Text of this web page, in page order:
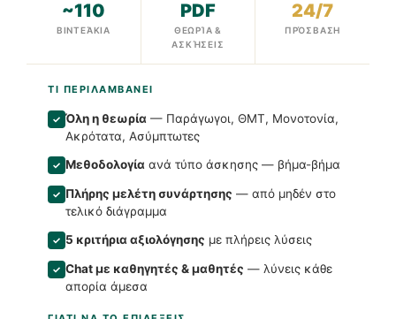
~110
ΒΙΝΤΕΆΚΙΑ
PDF
ΘΕΩΡΊΑ &
ΑΣΚΉΣΕΙΣ
24/7
ΠΡΌΣΒΑΣΗ
ΤΙ ΠΕΡΙΛΑΜΒΑΝΕΙ
✓ Όλη η θεωρία — Παράγωγοι, ΘΜΤ, Μονοτονία,
Ακρότατα, Ασύμπτωτες
✓ Μεθοδολογία ανά τύπο άσκησης — βήμα-βήμα
✓ Πλήρης μελέτη συνάρτησης — από μηδέν στο
τελικό διάγραμμα
✓ 5 κριτήρια αξιολόγησης με πλήρεις λύσεις
✓ Chat με καθηγητές & μαθητές — λύνεις κάθε
απορία άμεσα